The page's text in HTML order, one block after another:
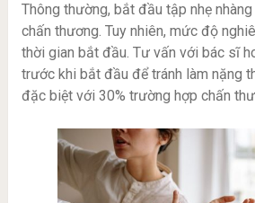
Thông thường, bắt đầu tập nhẹ
chấn thương. Tuy nhiên, mức độ
thời gian bắt đầu. Tư vấn với bác sĩ
trước khi bắt đầu để tránh làm nặng
đặc biệt với 30% trường hợp chấn